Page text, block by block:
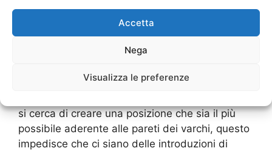
Accetta
Nega
Visualizza le preferenze
Infissi Albiatecon distacco
Infissi Albiatesi possono staccare dalla loro
si cerca di creare una posizione che sia il più
possibile aderente alle pareti dei varchi, questo
impedisce che ci siano delle introduzioni di